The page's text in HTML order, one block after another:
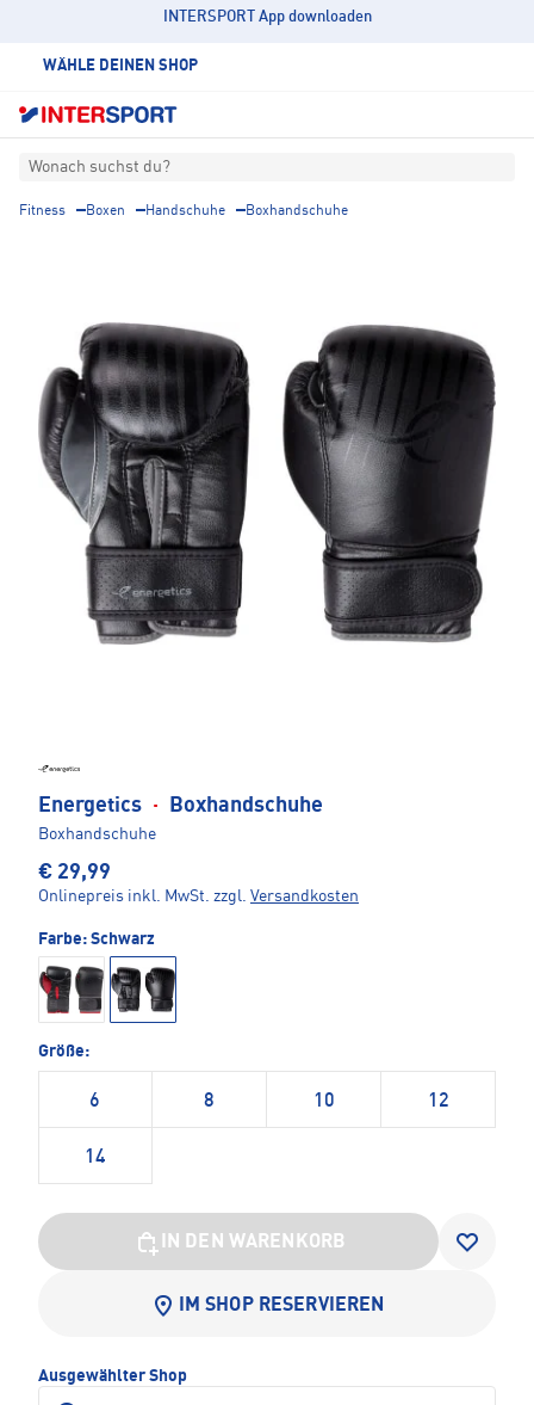
INTERSPORT App downloaden
WÄHLE DEINEN SHOP
Wonach suchst du?
Fitness Boxen Handschuhe Boxhandschuhe
Energetics · Boxhandschuhe
Boxhandschuhe
€ 29,99
Onlinepreis inkl. MwSt. zzgl. Versandkosten
Farbe: Schwarz
Größe:
6 8 10 12
14
IN DEN WARENKORB
IM SHOP RESERVIEREN
Ausgewählter Shop